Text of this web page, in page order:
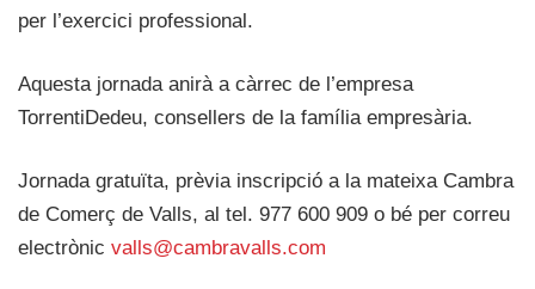
per l’exercici professional.
Aquesta jornada anirà a càrrec de l’empresa
TorrentiDedeu, consellers de la família empresària.
Jornada gratuïta, prèvia inscripció a la mateixa Cambra
de Comerç de Valls, al tel. 977 600 909 o bé per correu
electrònic valls@cambravalls.com